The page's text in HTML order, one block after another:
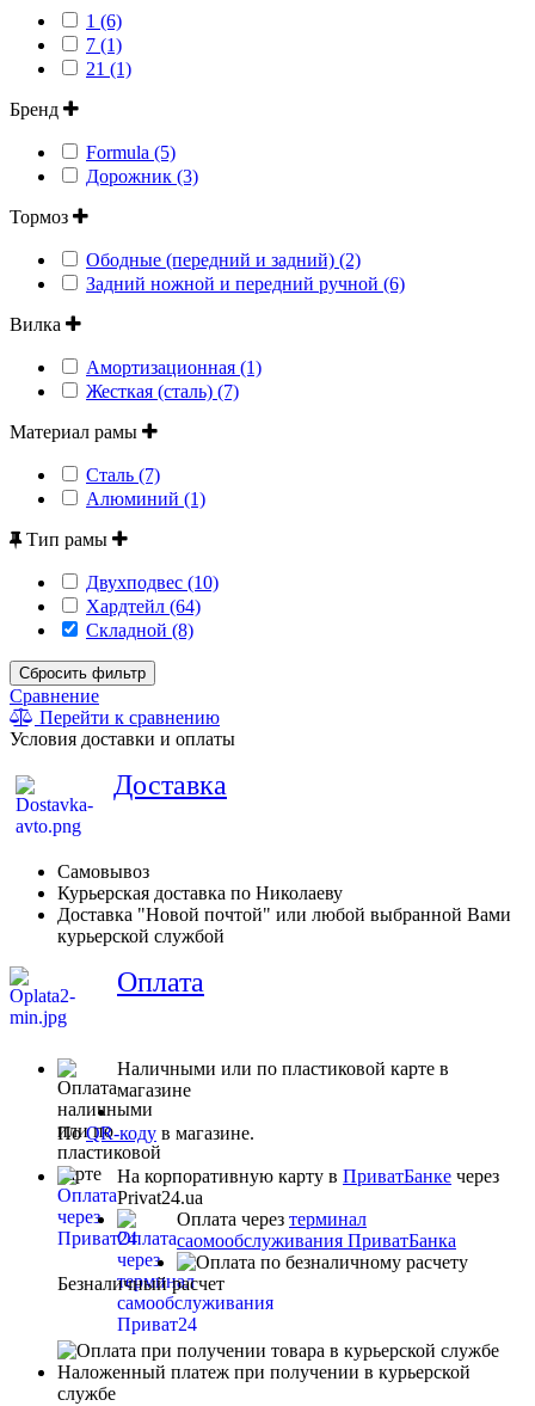
1 (6)
7 (1)
21 (1)
Бренд
Formula (5)
Дорожник (3)
Тормоз
Ободные (передний и задний) (2)
Задний ножной и передний ручной (6)
Вилка
Амортизационная (1)
Жесткая (сталь) (7)
Материал рамы
Сталь (7)
Алюминий (1)
Тип рамы
Двухподвес (10)
Хардтейл (64)
Складной (8)
Сбросить фильтр
Сравнение
Перейти к сравнению
Условия доставки и оплаты
Доставка
Самовывоз
Курьерская доставка по Николаеву
Доставка "Новой почтой" или любой выбранной Вами
курьерской службой
Оплата
Наличными или по пластиковой карте в
магазине
ПоQR-коду в магазине.
На корпоративную карту в ПриватБанке через
Privat24.ua
Оплата через терминал
саомообслуживания ПриватБанка
Безналичный расчет
Наложенный платеж при получении в курьерской
службе